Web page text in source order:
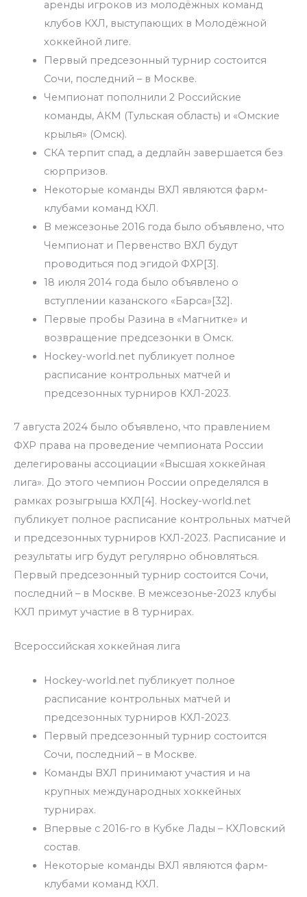
аренды игроков из молодёжных команд
клубов КХЛ, выступающих в Молодёжной
хоккейной лиге.
Первый предсезонный турнир состоится
Сочи, последний – в Москве.
Чемпионат пополнили 2 Российские
команды, АКМ (Тульская область) и «Омские
крылья» (Омск).
СКА терпит спад, а дедлайн завершается без
сюрпризов.
Некоторые команды ВХЛ являются фарм-
клубами команд КХЛ.
В межсезонье 2016 года было объявлено, что
Чемпионат и Первенство ВХЛ будут
проводиться под эгидой ФХР[3].
18 июля 2014 года было объявлено о
вступлении казанского «Барса»[32].
Первые пробы Разина в «Магнитке» и
возвращение предсезонки в Омск.
Hockey-world.net публикует полное
расписание контрольных матчей и
предсезонных турниров КХЛ-2023.
7 августа 2024 было объявлено, что правлением
ФХР права на проведение чемпионата России
делегированы ассоциации «Высшая хоккейная
лига». До этого чемпион России определялся в
рамках розыгрыша КХЛ[4]. Hockey-world.net
публикует полное расписание контрольных матчей
и предсезонных турниров КХЛ-2023. Расписание и
результаты игр будут регулярно обновляться.
Первый предсезонный турнир состоится Сочи,
последний – в Москве. В межсезонье-2023 клубы
КХЛ примут участие в 8 турнирах.
Всероссийская хоккейная лига
Hockey-world.net публикует полное
расписание контрольных матчей и
предсезонных турниров КХЛ-2023.
Первый предсезонный турнир состоится
Сочи, последний – в Москве.
Команды ВХЛ принимают участия и на
крупных международных хоккейных
турнирах.
Впервые с 2016-го в Кубке Лады – КХЛовский
состав.
Некоторые команды ВХЛ являются фарм-
клубами команд КХЛ.